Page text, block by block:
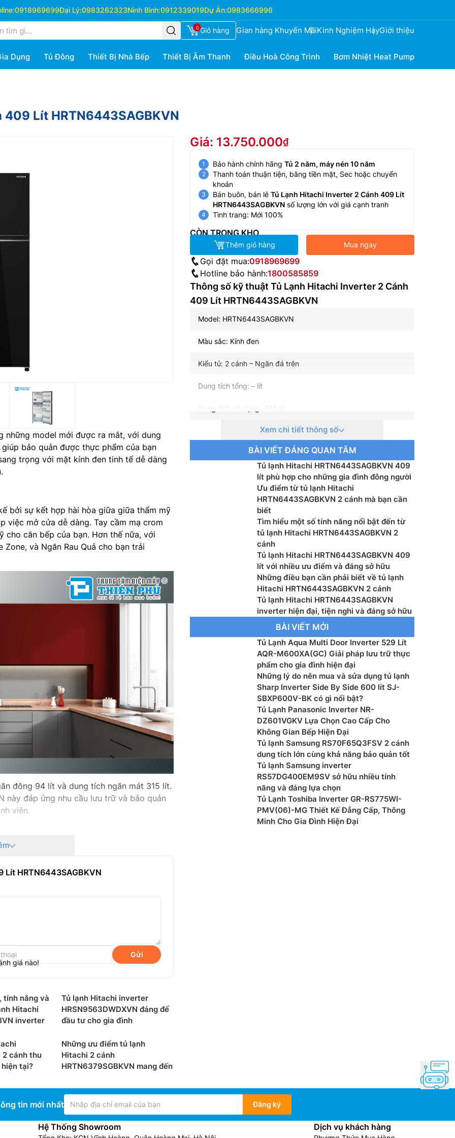
0918969699Đại Lý:0983262323Ninh Bình:0912339019Dự Án:0983666996
0 Giỏ hàng Gian hàng Khuyến MãiKinh Nghiệm HayGiới thiệu
Dụng Tủ Đông Thiết Bị Nhà Bếp Thiết Bị Âm Thanh Điều Hoà Công Trình Bơm Nhiệt Heat Pump
Lít HRTN6443SAGBKVN
những model mới được ra mắt, với dung
bảo quản được thực phẩm của bạn
trọng với mặt kính đen tinh tế dễ dàng
bởi sự kết hợp hài hòa giữa giữa thẩm mỹ
việc mở cửa dễ dàng. Tay cầm mạ crom
cho căn bếp của bạn. Hơn thế nữa, với
và Ngăn Rau Quả cho bạn trải
đông 94 lít và dung tích ngăn mát 315 lít.
này đáp ứng nhu cầu lưu trữ và bảo quản
viên.
được trang bị 2 cảm biến độc lập, tùy
sử dụng năng lượng và bảo quản thực
toàn diện và chính xác. Cảm Biến Kép
tươi ngon dưới luồng khí lạnh nhẹ
Lít HRTN6443SAGBKVN
Gửi
giá nào!
tính năng và
Hitachi
inverter
Tủ lạnh Hitachi inverter
HRSN9563DWDXVN đáng để
đầu tư cho gia đình
2 cánh thu
tại?
Những ưu điểm tủ lạnh
Hitachi 2 cánh
HRTN6379SGBKVN mang đến
Giá: 13.750.000
Bảo hành chính hãng Tủ 2 năm, máy nén 10 năm
Thanh toán thuận tiện, bằng tiền mặt, Sec hoặc chuyển
khoản
Bán buôn, bán lẻ Tủ Lạnh Hitachi Inverter 2 Cánh 409 Lít
HRTN6443SAGBKVN số lượng lớn với giá cạnh tranh
Tình trang: Mới 100%
CÒN TRONG KHO
Thêm giỏ hàng Mua ngay
Gọi đặt mua:0918969699
Hotline bảo hành:1800585859
Thông số kỹ thuật Tủ Lạnh Hitachi Inverter 2 Cánh
409 Lít HRTN6443SAGBKVN
Model: HRTN6443SAGBKVN
Màu sắc: Kính đen
Kiểu tủ: 2 cánh – Ngăn đá trên
Dung tích tổng: – lít
Dung tích sử dụng: 409 lít
Dung tích năng đá: 94 lít
Dung tích năng mát: 315 lít
Công nghệ inverter: Inverter
Công suất tiêu thụ công bố theo TCVN: – kWh/năm
Lấy nước bên ngoài: Không
Làm đá tự động: Có
Ngăn chuyển đổi linh hoạt: Có
Chất liệu cửa tủ: Kính
Công nghệ làm lạnh: Làm Lạnh Vòng Cung Dual Sense
Điều khiển: Điện tử bên trong tủ
Công nghệ khử mùi, diệt khuẩn: Bộ lọc Tripple Power
Nguồn điện: 220-240V, 50-60Hz
Kích thước tủ(RxCxS): 660 x 1800 x 720 mm
Trọng lượng: 72 kg
Hãng sản xuất: Hitachi
Năm ra mắt: 2025
Xem chi tiết thông số
BÀI VIẾT ĐÁNG QUAN TÂM
Tủ lạnh Hitachi HRTN6443SAGBKVN 409
lít phù hợp cho những gia đình đông người
Ưu điểm từ tủ lạnh Hitachi
HRTN6443SAGBKVN 2 cánh mà bạn cần
biết
Tìm hiểu một số tính năng nổi bật đến từ
tủ lạnh Hitachi HRTN6443SAGBKVN 2
cánh
Tủ lạnh Hitachi HRTN6443SAGBKVN 409
lít với nhiều ưu điểm và đáng sở hữu
Những điều bạn cần phải biết về tủ lạnh
Hitachi HRTN6443SAGBKVN 2 cánh
Tủ lạnh Hitachi HRTN6443SAGBKVN
inverter hiện đại, tiện nghi và đáng sở hữu
BÀI VIẾT MỚI
Tủ Lạnh Aqua Multi Door Inverter 529 Lít
AQR-M600XA(GC) Giải pháp lưu trữ thực
phẩm cho gia đình hiện đại
Những lý do nên mua và sửa dụng tủ lạnh
Sharp Inverter Side By Side 600 lít SJ-
SBXP600V-BK có gì nổi bật?
Tủ Lạnh Panasonic Inverter NR-
DZ601VGKV Lựa Chọn Cao Cấp Cho
Không Gian Bếp Hiện Đại
Tủ lạnh Samsung RS70F65Q3FSV 2 cánh
dung tích lớn cùng khả năng bảo quản tốt
Tủ lạnh Samsung inverter
RS57DG400EM9SV sở hữu nhiều tính
năng và đáng lựa chọn
Tủ Lạnh Toshiba Inverter GR-RS775WI-
PMV(06)-MG Thiết Kế Đẳng Cấp, Thông
Minh Cho Gia Đình Hiện Đại
tin mới nhất Đăng ký
Hệ Thống Showroom Dịch vụ khách hàng